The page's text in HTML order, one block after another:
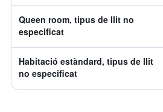
Queen room, tipus de llit no
especificat
Habitació estàndard, tipus de llit
no especificat